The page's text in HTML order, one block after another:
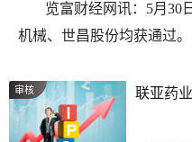
览富财经网讯：5月30
机械、世昌股份均获通过。
审核 联亚药